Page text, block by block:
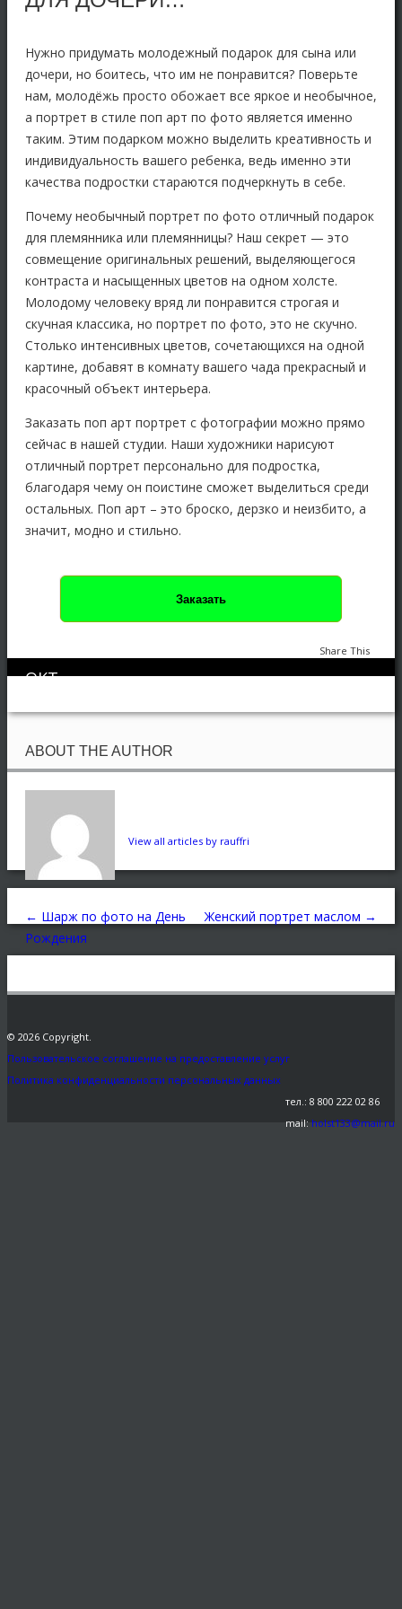
Нужно придумать молодежный подарок для сына или
дочери, но боитесь, что им не понравится? Поверьте
нам, молодёжь просто обожает все яркое и необычное,
а портрет в стиле поп арт по фото является именно
таким. Этим подарком можно выделить креативность и
индивидуальность вашего ребенка, ведь именно эти
качества подростки стараются подчеркнуть в себе.
Почему необычный портрет по фото отличный подарок
для племянника или племянницы? Наш секрет — это
совмещение оригинальных решений, выделяющегося
контраста и насыщенных цветов на одном холсте.
Молодому человеку вряд ли понравится строгая и
скучная классика, но портрет по фото, это не скучно.
Столько интенсивных цветов, сочетающихся на одной
картине, добавят в комнату вашего чада прекрасный и
красочный объект интерьера.
Заказать поп арт портрет с фотографии можно прямо
сейчас в нашей студии. Наши художники нарисуют
отличный портрет персонально для подростка,
благодаря чему он поистине сможет выделиться среди
остальных. Поп арт – это броско, дерзко и неизбито, а
значит, модно и стильно.
Заказать
Share This
ОКТ
ABOUT THE AUTHOR
View all articles by rauffri
← Шарж по фото на День
Рождения
Женский портрет маслом →
© 2026 Copyright.
Пользовательское соглашение на предоставление услуг
Политика конфиденциальности персональных данных
тел.: 8 800 222 02 86
mail: holst133@mail.ru